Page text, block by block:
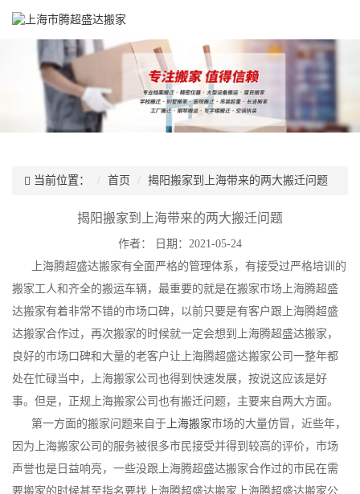
当前位置： 首页 揭阳搬家到上海带来的两大搬迁问题
揭阳搬家到上海带来的两大搬迁问题
作者：
日期：2021-05-24
上海腾超盛达搬家有全面严格的管理体系，有接受过严格培训的
搬家工人和齐全的搬运车辆，最重要的就是在搬家市场上海腾超盛
达搬家有着非常不错的市场口碑，以前只要是有客户跟上海腾超盛
达搬家合作过，再次搬家的时候就一定会想到上海腾超盛达搬家，
良好的市场口碑和大量的老客户让上海腾超盛达搬家公司一整年都
处在忙碌当中，上海搬家公司也得到快速发展，按说这应该是好
事。但是，正规上海搬家公司也有搬迁问题，主要来自两大方面。
第一方面的搬家问题来自于 上海搬家市场的大量仿冒，近些年，
因为上海搬家公司的服务被很多市民接受并得到较高的评价，市场
声誉也是日益响亮，一些没跟上海腾超盛达搬家合作过的市民在需
要搬家的时候甚至指名要找上海腾超盛达搬家上海腾超盛达搬家公